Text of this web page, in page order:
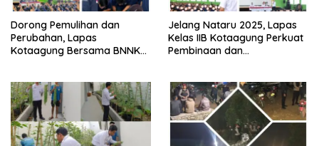
Dorong Pemulihan dan
Perubahan, Lapas
Kotaagung Bersama BNNK
Jelang Nataru 2025, Lapas
Kelas IIB Kotaagung Perkuat
Pembinaan dan